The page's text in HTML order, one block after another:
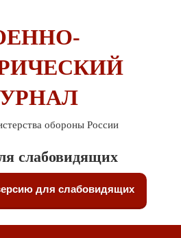
обороны России
слабовидящих
для слабовидящих